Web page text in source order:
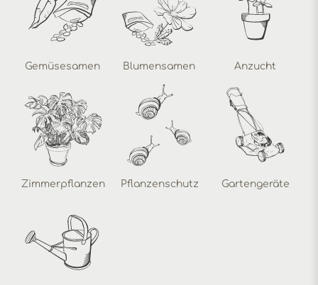
Gemüsesamen Blumensamen Anzucht
Zimmerpflanzen Pflanzenschutz Gartengeräte